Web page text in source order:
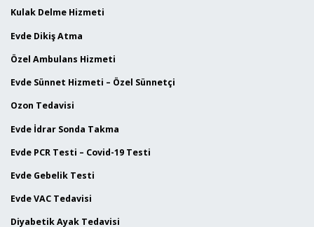
Kulak Delme Hizmeti
Evde Dikiş Atma
Özel Ambulans Hizmeti
Evde Sünnet Hizmeti – Özel Sünnetçi
Ozon Tedavisi
Evde İdrar Sonda Takma
Evde PCR Testi – Covid-19 Testi
Evde Gebelik Testi
Evde VAC Tedavisi
Diyabetik Ayak Tedavisi